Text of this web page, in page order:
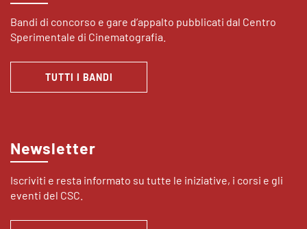
Bandi di concorso e gare d’appalto pubblicati dal Centro
Sperimentale di Cinematografia.
TUTTI I BANDI
Newsletter
Iscriviti e resta informato su tutte le iniziative, i corsi e gli
eventi del CSC.